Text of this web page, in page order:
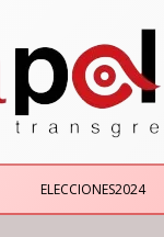
ELECCIONES2024